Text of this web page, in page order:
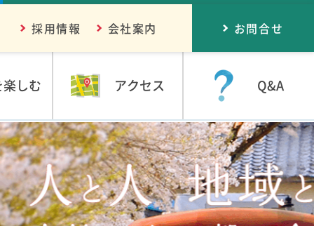
しむ アクセス Q&A
採用情報 会社案内 お問合せ